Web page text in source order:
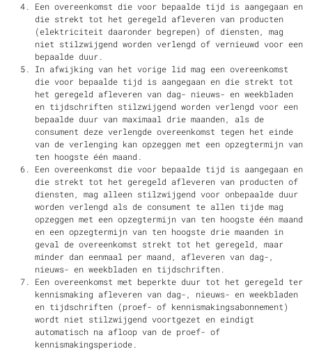
Een overeenkomst die voor bepaalde tijd is aangegaan en
die strekt tot het geregeld afleveren van producten
(elektriciteit daaronder begrepen) of diensten, mag
niet stilzwijgend worden verlengd of vernieuwd voor een
bepaalde duur.
In afwijking van het vorige lid mag een overeenkomst
die voor bepaalde tijd is aangegaan en die strekt tot
het geregeld afleveren van dag- nieuws- en weekbladen
en tijdschriften stilzwijgend worden verlengd voor een
bepaalde duur van maximaal drie maanden, als de
consument deze verlengde overeenkomst tegen het einde
van de verlenging kan opzeggen met een opzegtermijn van
ten hoogste één maand.
Een overeenkomst die voor bepaalde tijd is aangegaan en
die strekt tot het geregeld afleveren van producten of
diensten, mag alleen stilzwijgend voor onbepaalde duur
worden verlengd als de consument te allen tijde mag
opzeggen met een opzegtermijn van ten hoogste één maand
en een opzegtermijn van ten hoogste drie maanden in
geval de overeenkomst strekt tot het geregeld, maar
minder dan eenmaal per maand, afleveren van dag-,
nieuws- en weekbladen en tijdschriften.
Een overeenkomst met beperkte duur tot het geregeld ter
kennismaking afleveren van dag-, nieuws- en weekbladen
en tijdschriften (proef- of kennismakingsabonnement)
wordt niet stilzwijgend voortgezet en eindigt
automatisch na afloop van de proef- of
kennismakingsperiode.